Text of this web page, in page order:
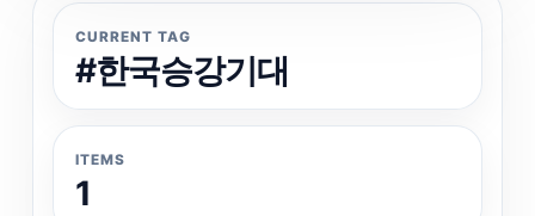
CURRENT TAG
#한국승강기대
ITEMS
1